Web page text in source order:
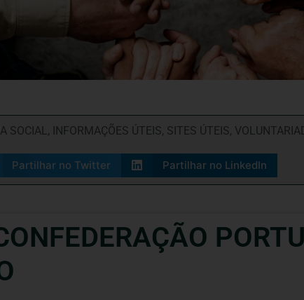
SOCIAL , INFORMAÇÕES ÚTEIS, SITES ÚTEIS,
Partilhar no Twitter Partilhar no LinkedIn